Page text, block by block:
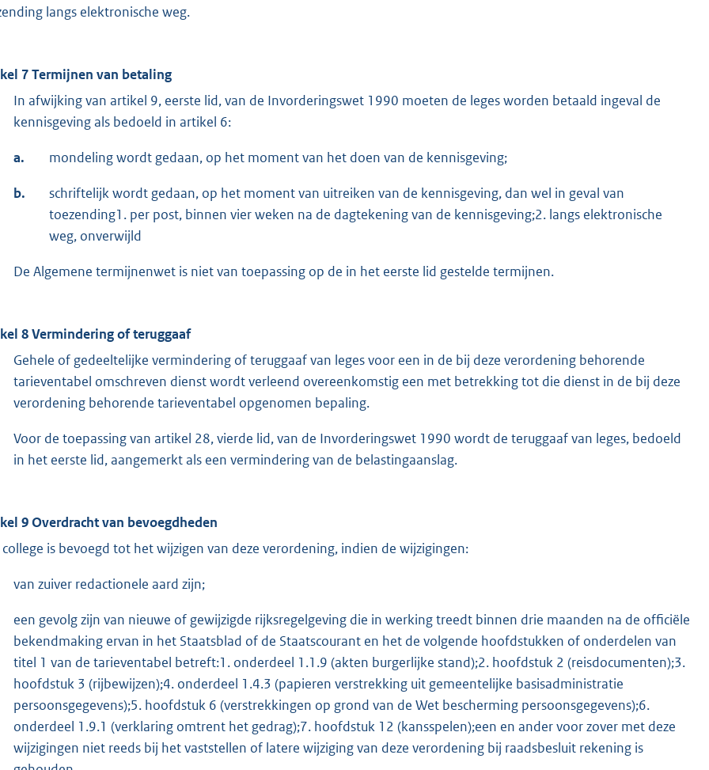
langs elektronische weg.
7 Termijnen van betaling
In afwijking van artikel 9, eerste lid, van de Invorderingswet 1990 moeten de leges worden betaald ingeval de
kennisgeving als bedoeld in artikel 6:
a. mondeling wordt gedaan, op het moment van het doen van de kennisgeving;
b.
schriftelijk wordt gedaan, op het moment van uitreiken van de kennisgeving, dan wel in geval van
toezending1. per post, binnen vier weken na de dagtekening van de kennisgeving;2. langs elektronische
weg, onverwijld
De Algemene termijnenwet is niet van toepassing op de in het eerste lid gestelde termijnen.
8 Vermindering of teruggaaf
Gehele of gedeeltelijke vermindering of teruggaaf van leges voor een in de bij deze verordening behorende
tarieventabel omschreven dienst wordt verleend overeenkomstig een met betrekking tot die dienst in de bij deze
verordening behorende tarieventabel opgenomen bepaling.
Voor de toepassing van artikel 28, vierde lid, van de Invorderingswet 1990 wordt de teruggaaf van leges, bedoeld
in het eerste lid, aangemerkt als een vermindering van de belastingaanslag.
9 Overdracht van bevoegdheden
is bevoegd tot het wijzigen van deze verordening, indien de wijzigingen:
van zuiver redactionele aard zijn;
een gevolg zijn van nieuwe of gewijzigde rijksregelgeving die in werking treedt binnen drie maanden na de officiële
bekendmaking ervan in het Staatsblad of de Staatscourant en het de volgende hoofdstukken of onderdelen van
titel 1 van de tarieventabel betreft:1. onderdeel 1.1.9 (akten burgerlijke stand);2. hoofdstuk 2 (reisdocumenten);3.
hoofdstuk 3 (rijbewijzen);4. onderdeel 1.4.3 (papieren verstrekking uit gemeentelijke basisadministratie
persoonsgegevens);5. hoofdstuk 6 (verstrekkingen op grond van de Wet bescherming persoonsgegevens);6.
onderdeel 1.9.1 (verklaring omtrent het gedrag);7. hoofdstuk 12 (kansspelen);een en ander voor zover met deze
wijzigingen niet reeds bij het vaststellen of latere wijziging van deze verordening bij raadsbesluit rekening is